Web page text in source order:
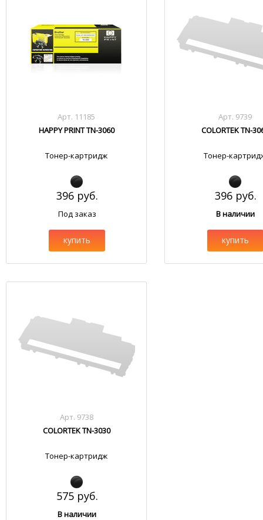
Арт. 11185
HAPPY PRINT TN-3060
Тонер-картридж
396 руб.
Под заказ
купить
Арт. 9739
COLORTEK TN-
Тонер-
396 руб.
В наличии
купить
Арт. 9738
COLORTEK TN-3030
Тонер-картридж
575 руб.
В наличии